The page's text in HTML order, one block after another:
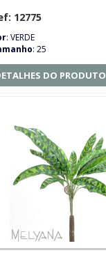
12775
: VERDE
: 25
DO PRODUTO